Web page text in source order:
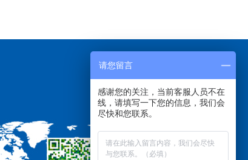
请您留言
感谢您的关注，当前客服人员不在
线，请填写一下您的信息，我们会
尽快和您联系。